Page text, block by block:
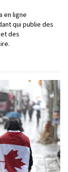
en ligne
qui publie des
des